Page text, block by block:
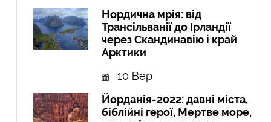
Нордична мрія: від
Трансільванії до Ірландії
через Скандинавію і край
Арктики
10 Вер
Йорданія-2022: давні міста,
біблійні герої, Мертве море,